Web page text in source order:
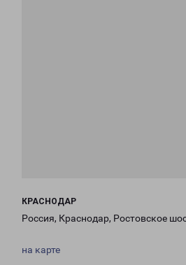
КРАСНОДАР
Россия, Краснодар, Ростовское
на карте